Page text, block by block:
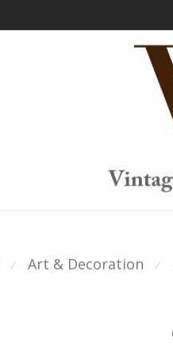
⁄ Art & Decoration ⁄